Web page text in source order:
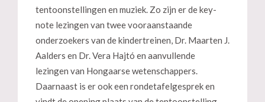
tentoonstellingen en muziek. Zo zijn er de key-
note lezingen van twee vooraanstaande
onderzoekers van de kindertreinen, Dr. Maarten J.
Aalders en Dr. Vera Hajtó en aanvullende
lezingen van Hongaarse wetenschappers.
Daarnaast is er ook een rondetafelgesprek en